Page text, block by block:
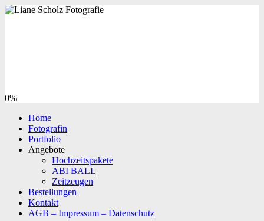
0%
Home
Fotografin
Portfolio
Angebote
Hochzeitspakete
ABI BALL
Zeitzeugen
Bestellungen
Kontakt
AGB – Impressum – Datenschutz